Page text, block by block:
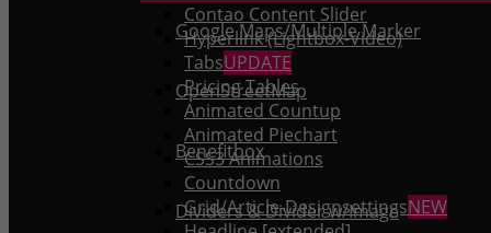
Google Maps/Multiple Marker
OpenStreetMap
Benefitbox
Dividers & Divider w/Image
Contao Content Slider
Hyperlink (Lightbox-Video)
TabsUPDATE
Pricing Tables
Animated Countup
Animated Piechart
CSS3 Animations
Countdown
Grid/Article-DesignsettingsNEW